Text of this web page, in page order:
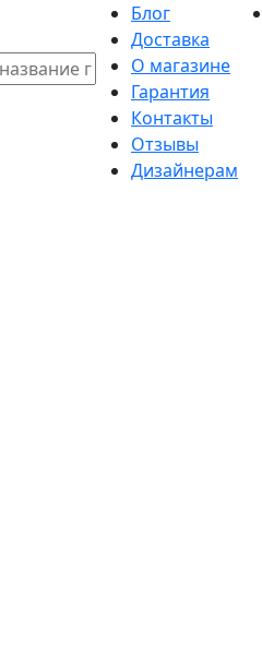
Блог
Доставка
О магазине
Гарантия
Контакты
Отзывы
Дизайнерам